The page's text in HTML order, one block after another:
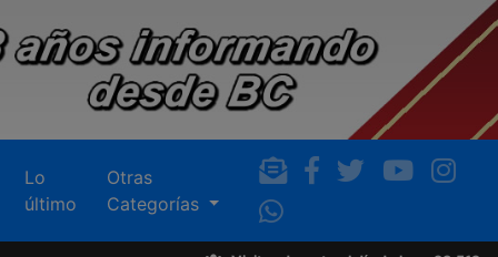
Lo
último
Otras
Categorías